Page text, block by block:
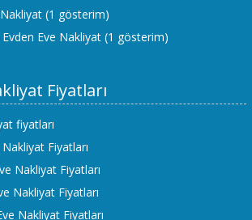
(1 gösterim)
Eve Nakliyat (1 gösterim)
Fiyatları
fiyatları
Fiyatları
Nakliyat Fiyatları
Nakliyat Fiyatları
Nakliyat Fiyatları